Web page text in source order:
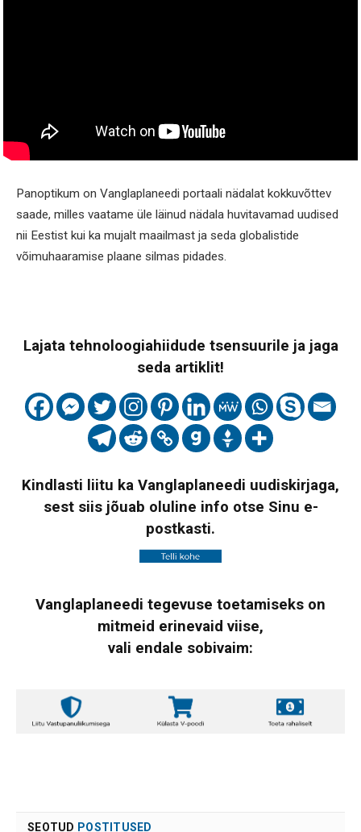
Panoptikum on Vanglaplaneedi portaali nädalat kokkuvõttev
saade, milles vaatame üle läinud nädala huvitavamad uudised
nii Eestist kui ka mujalt maailmast ja seda globalistide
võimuhaaramise plaane silmas pidades.
Lajata tehnoloogiahiidude tsensuurile ja jaga
seda artiklit!
Kindlasti liitu ka Vanglaplaneedi uudiskirjaga,
sest siis jõuab oluline info otse Sinu e-
postkasti.
Vanglaplaneedi tegevuse toetamiseks on
mitmeid erinevaid viise,
vali endale sobivaim:
SEOTUD POSTITUSED